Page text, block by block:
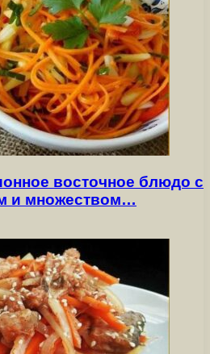
восточное блюдо с
и множеством…